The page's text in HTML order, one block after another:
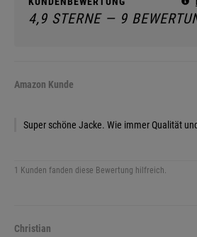
4,9 STERNE — 9
Amazon Kunde
Super schöne Jacke. Wie immer Qualität
1 Kunden fanden diese Bewertung hilfreich.
Christian